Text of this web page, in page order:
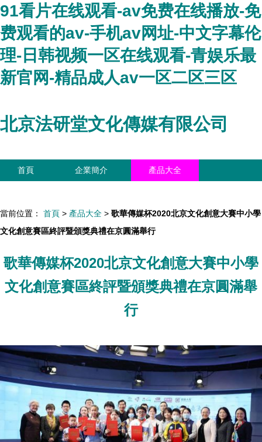
91看片在线观看-av免费在线播放-免
费观看的av-手机av网址-中文字幕伦
理-日韩视频一区在线观看-青娱乐最
新官网-精品成人av一区二区三区
北京法研堂文化傳媒有限公司
首頁 企業簡介 產品大全
當前位置： 首頁 > 產品大全 > 歌華傳媒杯2020北京文化創意大賽中小學
文化創意賽區終評暨頒獎典禮在京圓滿舉行
歌華傳媒杯2020北京文化創意大賽中小學
文化創意賽區終評暨頒獎典禮在京圓滿舉
行